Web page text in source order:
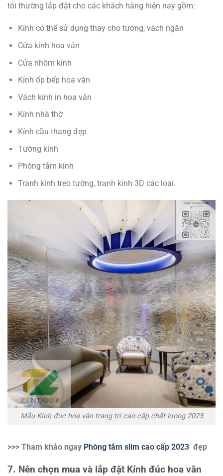
tôi thường lắp đặt cho các khách hàng hiện nay gồm:
Kính có thể sử dụng thay cho tường, vách ngăn
Cửa kính hoa văn
Cửa nhôm kính
Kính ốp bếp hoa văn
Vách kính in hoa văn
Kính nhà thờ
Kính cầu thang đẹp
Tường kính
Phòng tắm kính
Tranh kính treo tường, tranh kính 3D các loại.
Mẫu Kính đúc hoa văn trang trí cao cấp chất lượng 2023
>>> Tham khảo ngay Phòng tắm slim cao cấp 2023 đẹp
7. Nên chọn mua và lắp đặt Kính đúc hoa văn